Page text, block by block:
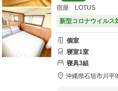
宿屋 LOTUS
新型コロナウイルス
個室
寝室1室
寝具3組
沖縄県石垣市川平